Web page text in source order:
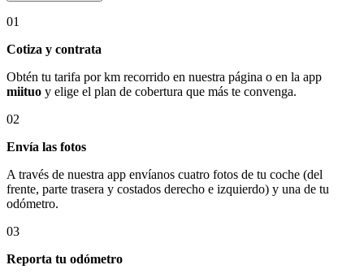
01
Cotiza y contrata
Obtén tu tarifa por km recorrido en nuestra página o en la app
miituo y elige el plan de cobertura que más te convenga.
02
Envía las fotos
A través de nuestra app envíanos cuatro fotos de tu coche (del
frente, parte trasera y costados derecho e izquierdo) y una de tu
odómetro.
03
Reporta tu odómetro